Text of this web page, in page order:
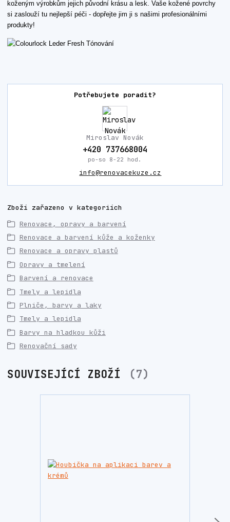
koženým výrobkům jejich původní krásu a lesk. Vaše kožené povrchy
si zaslouží tu nejlepší péči - dopřejte jim ji s našimi profesionálními
produkty!
Potřebujete poradit?
Miroslav Novák
+420 737668004
po-so 8-22 hod.
info@renovacekuze.cz
Zboží zařazeno v kategoriích
Renovace, opravy a barvení
Renovace a barvení kůže a koženky
Renovace a opravy plastů
Opravy a tmelení
Barvení a renovace
Tmely a lepidla
Plniče, barvy a laky
Tmely a lepidla
Barvy na hladkou kůži
Renovační sady
SOUVISEJÍCÍ ZBOŽÍ 7